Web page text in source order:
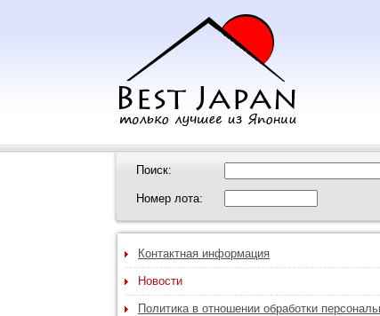
Поиск:
Номер лота:
Контактная информация
Новости
Политика в отношении обработки